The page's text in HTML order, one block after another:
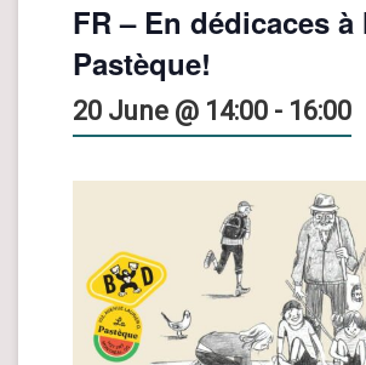
FR – En dédicaces à
Pastèque!
20 June @ 14:00 - 16:00